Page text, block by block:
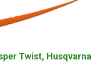
Twist, Husqvarna